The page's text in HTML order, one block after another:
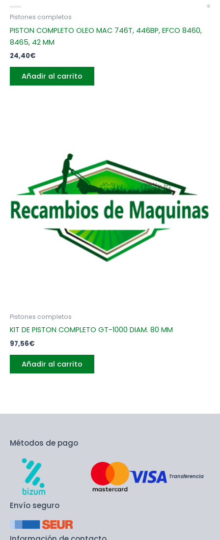
Pistones completos
PISTON COMPLETO OLEO MAC 746T, 446BP, EFCO 8460,
8465, 42 MM
24,40€
Añadir al carrito
Pistones completos
KIT DE PISTON COMPLETO GT-1000 DIAM. 80 MM
97,56€
Añadir al carrito
Métodos de pago
Transferencia
Envío seguro